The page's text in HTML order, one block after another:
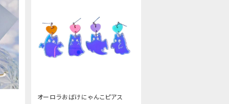
オーロラおばけにゃんこピアス